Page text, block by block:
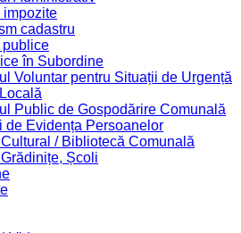
impozite
cadastru
publice
în Subordine
Voluntar pentru Situații de Urgență
Public de Gospodărire Comunală
de Evidența Persoanelor
/ Bibliotecă Comunală
Școli